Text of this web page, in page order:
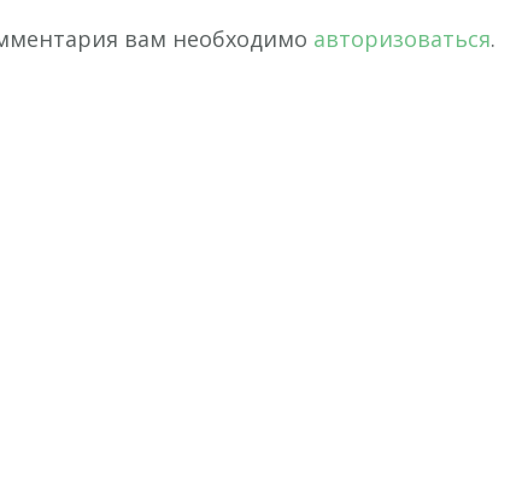
вам необходимо авторизоваться.